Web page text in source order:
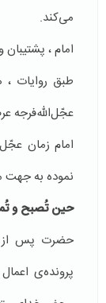
مى‌كند.
امام ،
طبق روايات
عجّل‌الله‌فرجه
امام زمان
نموده به جهت
حين تُصبح و
حضرت پس از
پرونده‌ى